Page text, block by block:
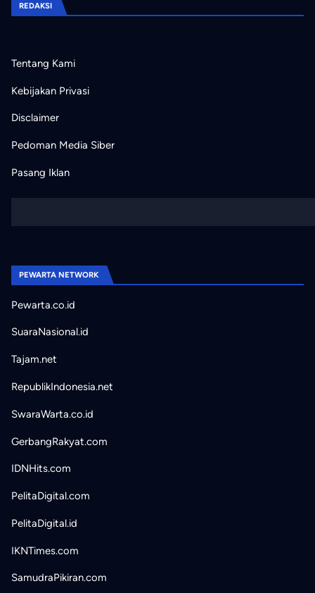
REDAKSI
Tentang Kami
Kebijakan Privasi
Disclaimer
Pedoman Media Siber
Pasang Iklan
PEWARTA NETWORK
Pewarta.co.id
SuaraNasional.id
Tajam.net
RepublikIndonesia.net
SwaraWarta.co.id
GerbangRakyat.com
IDNHits.com
PelitaDigital.com
PelitaDigital.id
IKNTimes.com
SamudraPikiran.com